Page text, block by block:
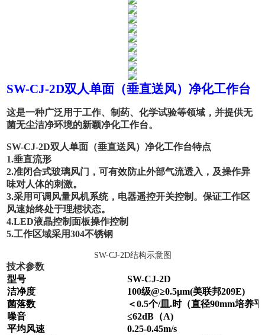
SW-CJ-2D双人单面（垂直送风）净化工作台
这是一种广泛用于工作、制药、化学试验等领域，并提供无
菌无尘洁净环境的新颖净化工作台。
SW-CJ-2D双人单面（垂直送风）净化工作台特点
1.垂直流形
2.准闭合式玻璃风门，可有效防止外部气流透入，及操作异
味对人体的刺激。
3.采用可调风量风机系统，电器遥控开关控制。保证工作区
风速始终处于理想状态。
4.LED液晶控制面板操作控制
5.工作区域采用304不锈钢
SW-CJ-2D结构示意图
技术参数
型号
SW-CJ-2D
洁净度
100级@≥0.5μm(美联邦209E)
菌落数
＜0.5个/皿.时（直径90mm培养
噪音
≤62dB（A)
平均风速
0.25-0.45m/s